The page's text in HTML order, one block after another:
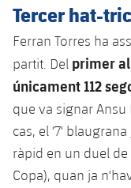
Història
Entrades
Resultats
Classificació
Jugadors
Fotos
Calendari
Resultats
Classificació
Actualitat
Barça C
Junior
Juvenil
Infantil
Campus Estiu
PLUSICON
MÉS
Informació
plusicon
més
Notícies
Atletisme
plusicon
més
Tercer hat-
Ferran Torres ha
partit. Del primer
únicament 112
que va signar Ansu
cas, el '7'
ràpid en un duel de
Copa), quan ja